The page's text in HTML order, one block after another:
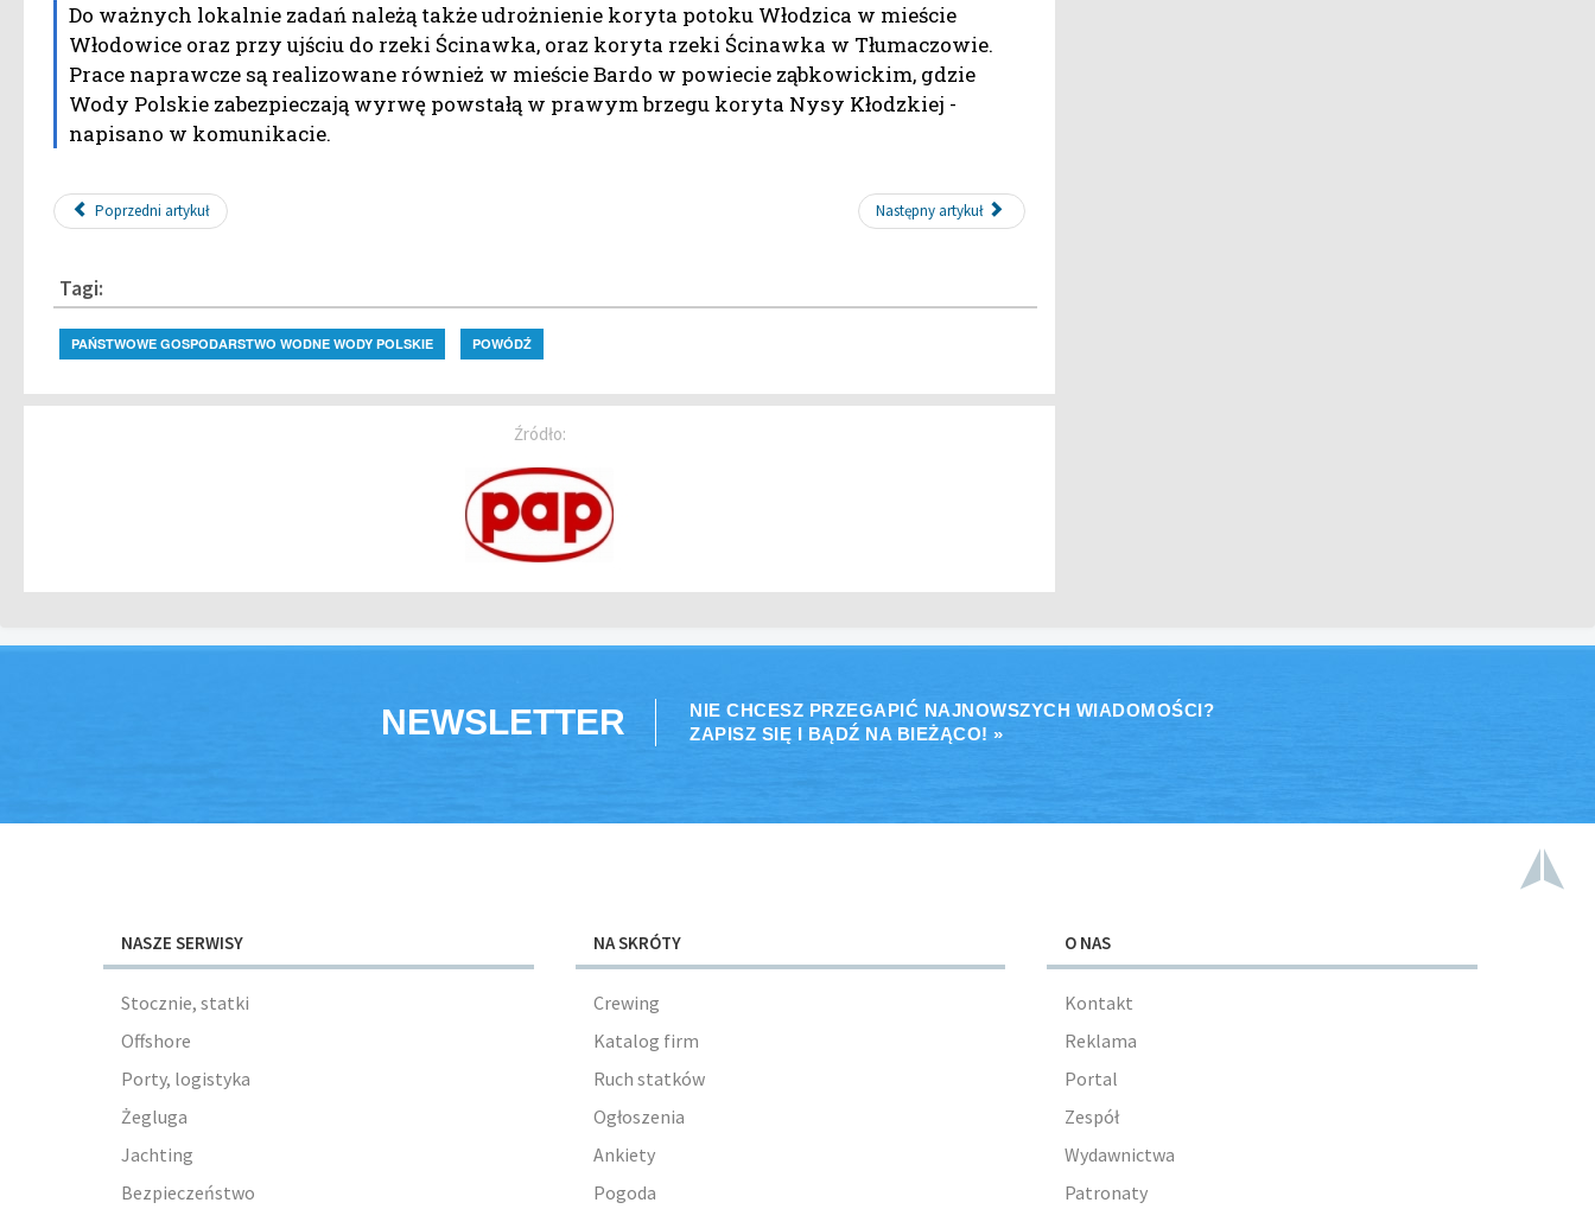
Do ważnych lokalnie zadań należą także udrożnienie koryta potoku Włodzica w mieście
Włodowice oraz przy ujściu do rzeki Ścinawka, oraz koryta rzeki Ścinawka w Tłumaczowie.
Prace naprawcze są realizowane również w mieście Bardo w powiecie ząbkowickim, gdzie
Wody Polskie zabezpieczają wyrwę powstałą w prawym brzegu koryta Nysy Kłodzkiej -
napisano w komunikacie.
Poprzedni artykuł Następny artykuł
Tagi:
PAŃSTWOWE GOSPODARSTWO WODNE WODY POLSKIE POWÓDŹ
Źródło:
NEWSLETTER
NIE CHCESZ PRZEGAPIĆ NAJNOWSZYCH WIADOMOŚCI?
ZAPISZ SIĘ I BĄDŹ NA BIEŻĄCO! »
NASZE SERWISY
Stocznie, statki
Offshore
Porty, logistyka
Żegluga
Jachting
Bezpieczeństwo
NA SKRÓTY
Crewing
Katalog firm
Ruch statków
Ogłoszenia
Ankiety
Pogoda
O NAS
Kontakt
Reklama
Portal
Zespół
Wydawnictwa
Patronaty